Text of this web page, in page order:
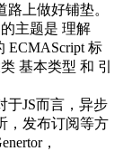
上做好铺垫。
主题是 理解
ECMAScript 标
基本类型 和 引
于JS而言，异步
，发布订阅等方
，